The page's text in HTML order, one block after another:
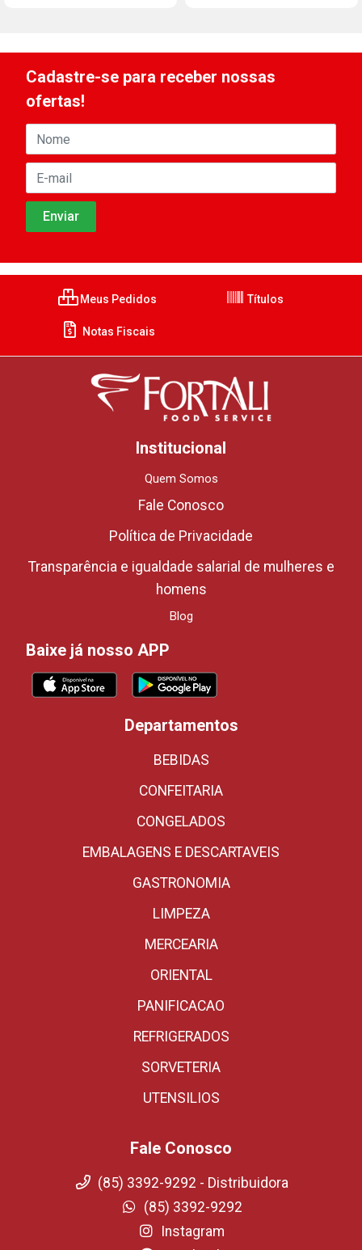
Cadastre-se para receber nossas
ofertas!
Meus Pedidos Títulos
Notas Fiscais
Institucional
Quem Somos
Fale Conosco
Política de Privacidade
Transparência e igualdade salarial de mulheres e
homens
Blog
Baixe já nosso APP
Departamentos
BEBIDAS
CONFEITARIA
CONGELADOS
EMBALAGENS E DESCARTAVEIS
GASTRONOMIA
LIMPEZA
MERCEARIA
ORIENTAL
PANIFICACAO
REFRIGERADOS
SORVETERIA
UTENSILIOS
Fale Conosco
(85) 3392-9292 - Distribuidora
(85) 3392-9292
Instagram